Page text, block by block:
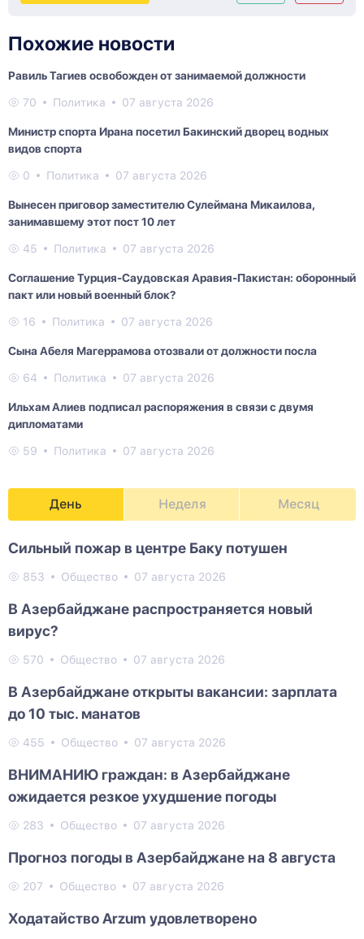
Похожие новости
Равиль Тагиев освобожден от занимаемой должности
70 Политика 07 августа 2026
Министр спорта Ирана посетил Бакинский дворец водных
видов спорта
0 Политика 07 августа 2026
Вынесен приговор заместителю Сулеймана Микаилова,
занимавшему этот пост 10 лет
45 Политика 07 августа 2026
Соглашение Турция-Саудовская Аравия-Пакистан: оборонный
пакт или новый военный блок?
16 Политика 07 августа 2026
Сына Абеля Магеррамова отозвали от должности посла
64 Политика 07 августа 2026
Ильхам Алиев подписал распоряжения в связи с двумя
дипломатами
59 Политика 07 августа 2026
День Неделя Месяц
Сильный пожар в центре Баку потушен
853 Общество 07 августа 2026
В Азербайджане распространяется новый
вирус?
570 Общество 07 августа 2026
В Азербайджане открыты вакансии: зарплата
до 10 тыс. манатов
455 Общество 07 августа 2026
ВНИМАНИЮ граждан: в Азербайджане
ожидается резкое ухудшение погоды
283 Общество 07 августа 2026
Прогноз погоды в Азербайджане на 8 августа
207 Общество 07 августа 2026
Ходатайство Arzum удовлетворено